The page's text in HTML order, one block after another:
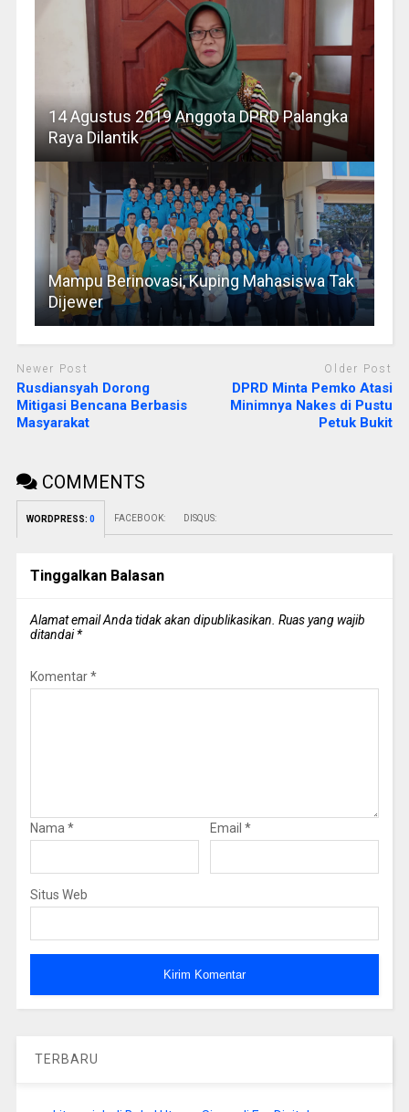
14 Agustus 2019 Anggota DPRD Palangka
Raya Dilantik
Mampu Berinovasi, Kuping Mahasiswa Tak
Dijewer
Newer Post
Rusdiansyah Dorong
Mitigasi Bencana Berbasis
Masyarakat
Older Post
DPRD Minta Pemko Atasi
Minimnya Nakes di Pustu
Petuk Bukit
COMMENTS
WORDPRESS: 0 FACEBOOK: DISQUS:
Tinggalkan Balasan
Alamat email Anda tidak akan dipublikasikan. Ruas yang wajib
ditandai*
Komentar*
Nama * Email *
Situs Web
TERBARU